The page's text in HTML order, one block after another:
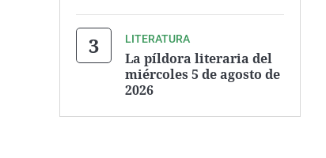
LITERATURA
La píldora literaria del
miércoles 5 de agosto de
2026